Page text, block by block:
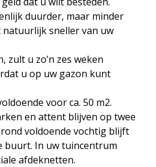
duurder, maar minder
natuurlijk sneller van uw
zult u zo’n zes weken
u op uw gazon kunt
voor ca. 50 m2.
en attent blijven op twee
voldoende vochtig blijft
buurt. In uw tuincentrum
afdeknetten.